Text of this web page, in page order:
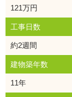
121万円
工事日数
約2週間
建物築年数
11年